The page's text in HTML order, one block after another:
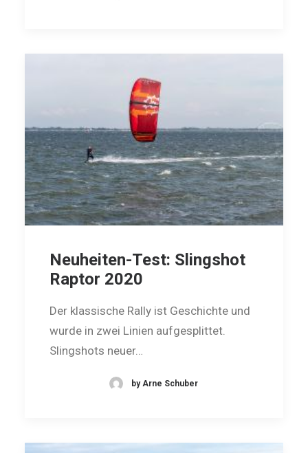
Neuheiten-Test: Slingshot
Raptor 2020
Der klassische Rally ist Geschichte und
wurde in zwei Linien aufgesplittet.
Slingshots neuer…
by Arne Schuber